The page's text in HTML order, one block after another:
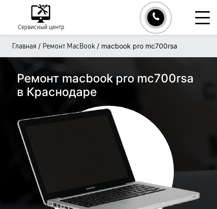
Сервисный центр
Главная / Ремонт MacBook / macbook pro mc700rsa
Ремонт macbook pro mc700rsa
в Краснодаре